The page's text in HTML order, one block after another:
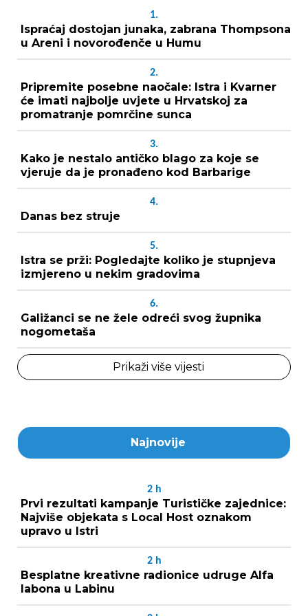
1.
Ispraćaj dostojan junaka, zabrana Thompsona
u Areni i novorođenče u Humu
2.
Pripremite posebne naočale: Istra i Kvarner
će imati najbolje uvjete u Hrvatskoj za
promatranje pomrčine sunca
3.
Kako je nestalo antičko blago za koje se
vjeruje da je pronađeno kod Barbarige
4.
Danas bez struje
5.
Istra se prži: Pogledajte koliko je stupnjeva
izmjereno u nekim gradovima
6.
Galižanci se ne žele odreći svog župnika
nogometaša
Prikaži više vijesti
Najnovije
2 h
Prvi rezultati kampanje Turističke zajednice:
Najviše objekata s Local Host oznakom
upravo u Istri
2 h
Besplatne kreativne radionice udruge Alfa
labona u Labinu